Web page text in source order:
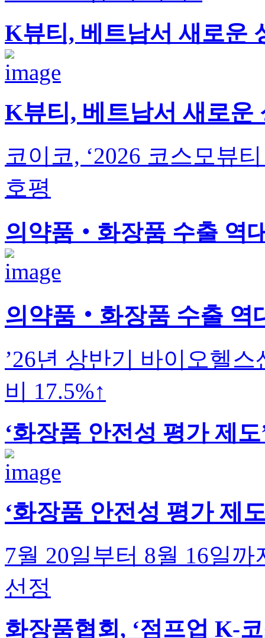
K뷰티, 베트남서 새로운
K뷰티, 베트남서 새로운
코이코, ‘2026 코스모뷰
호평
의약품‧화장품 수출 역
의약품‧화장품 수출 역
’26년 상반기 바이오헬
비 17.5%↑
‘화장품 안전성 평가 제
‘화장품 안전성 평가 제
7월 20일부터 8월 16일
선정
화장품협회, ‘점프업 K-